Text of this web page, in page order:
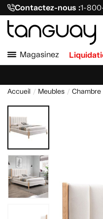
Contactez-nous :1-
Magasinez
Accueil Meubles